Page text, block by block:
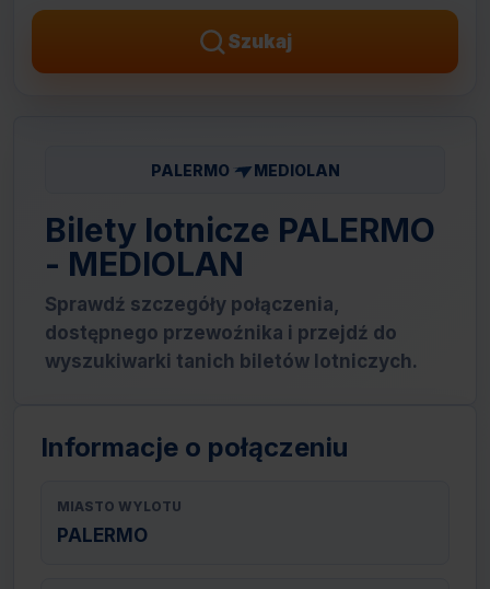
PALERMO MEDIOLAN
Bilety lotnicze PALERMO
- MEDIOLAN
Sprawdź szczegóły połączenia,
dostępnego przewoźnika i przejdź do
wyszukiwarki tanich biletów lotniczych.
Szukaj
Informacje o połączeniu
MIASTO WYLOTU
PALERMO